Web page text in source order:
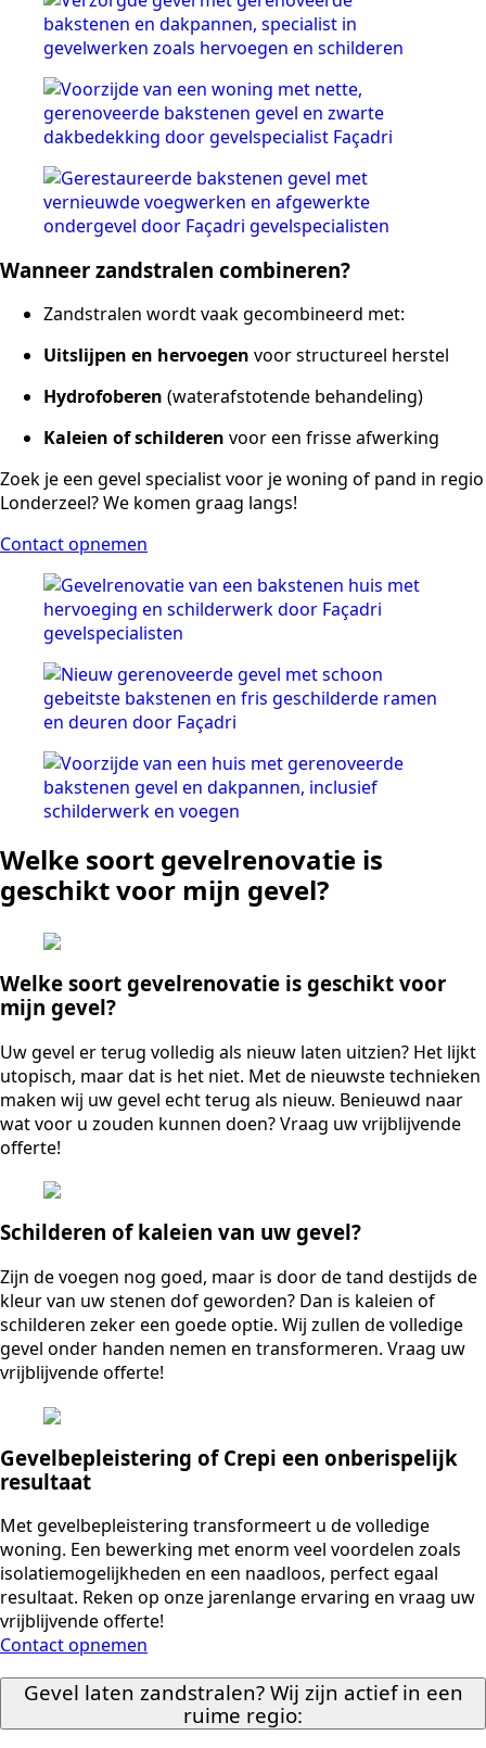
Wanneer zandstralen combineren?
Zandstralen wordt vaak gecombineerd met:
Uitslijpen en hervoegen voor structureel herstel
Hydrofoberen (waterafstotende behandeling)
Kaleien of schilderen voor een frisse afwerking
Zoek je een gevel specialist voor je woning of pand in regio
Londerzeel? We komen graag langs!
Contact opnemen
Welke soort gevelrenovatie is
geschikt voor mijn gevel?
Welke soort gevelrenovatie is geschikt voor
mijn gevel?
Uw gevel er terug volledig als nieuw laten uitzien? Het lijkt
utopisch, maar dat is het niet. Met de nieuwste technieken
maken wij uw gevel echt terug als nieuw. Benieuwd naar
wat voor u zouden kunnen doen? Vraag uw vrijblijvende
offerte!
Schilderen of kaleien van uw gevel?
Zijn de voegen nog goed, maar is door de tand destijds de
kleur van uw stenen dof geworden? Dan is kaleien of
schilderen zeker een goede optie. Wij zullen de volledige
gevel onder handen nemen en transformeren. Vraag uw
vrijblijvende offerte!
Gevelbepleistering of Crepi een onberispelijk
resultaat
Met gevelbepleistering transformeert u de volledige
woning. Een bewerking met enorm veel voordelen zoals
isolatiemogelijkheden en een naadloos, perfect egaal
resultaat. Reken op onze jarenlange ervaring en vraag uw
vrijblijvende offerte!
Contact opnemen
Gevel laten zandstralen? Wij zijn actief in een
ruime regio: